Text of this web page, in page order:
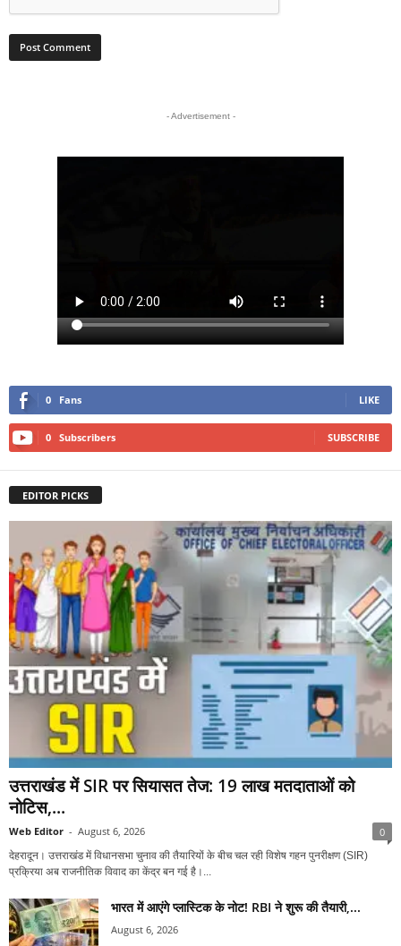
- Advertisement -
0 Fans LIKE
0 Subscribers SUBSCRIBE
EDITOR PICKS
उत्तराखंड में SIR पर सियासत तेज: 19 लाख मतदाताओं को
नोटिस,...
Web Editor - August 6, 2026 0
देहरादून। उत्तराखंड में विधानसभा चुनाव की तैयारियों के बीच चल रही विशेष गहन पुनरीक्षण (SIR)
प्रक्रिया अब राजनीतिक विवाद का केंद्र बन गई है।...
भारत में आएंगे प्लास्टिक के नोट! RBI ने शुरू की तैयारी,...
August 6, 2026